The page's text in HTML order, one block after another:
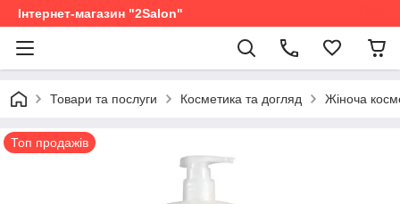
Інтернет-магазин "2Salon"
Товари та послуги Косметика та догляд Жіноча
Топ продажів